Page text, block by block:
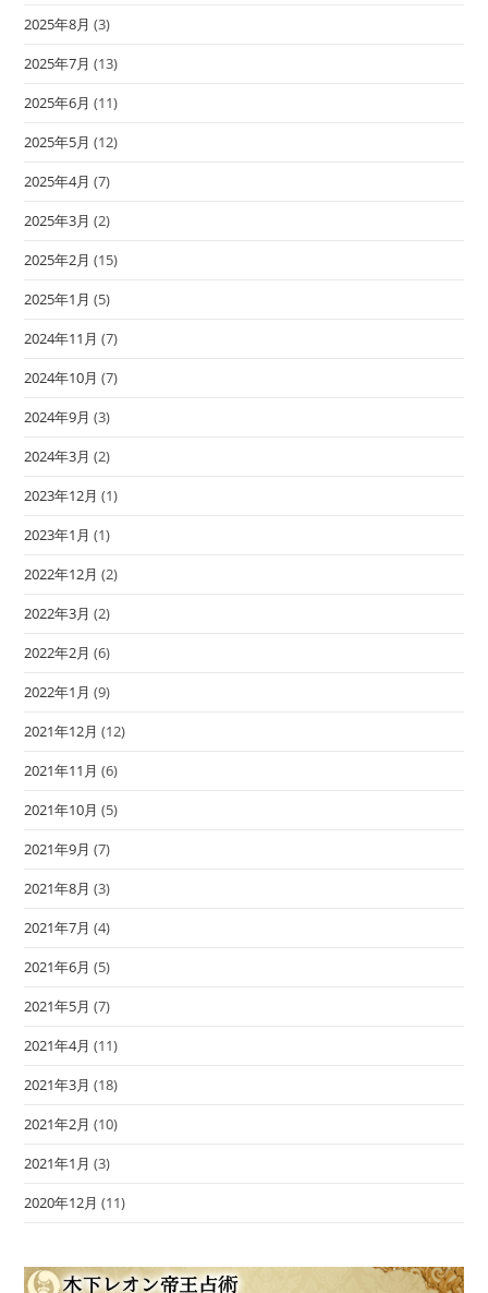
2025年8月 (3)
2025年7月 (13)
2025年6月 (11)
2025年5月 (12)
2025年4月 (7)
2025年3月 (2)
2025年2月 (15)
2025年1月 (5)
2024年11月 (7)
2024年10月 (7)
2024年9月 (3)
2024年3月 (2)
2023年12月 (1)
2023年1月 (1)
2022年12月 (2)
2022年3月 (2)
2022年2月 (6)
2022年1月 (9)
2021年12月 (12)
2021年11月 (6)
2021年10月 (5)
2021年9月 (7)
2021年8月 (3)
2021年7月 (4)
2021年6月 (5)
2021年5月 (7)
2021年4月 (11)
2021年3月 (18)
2021年2月 (10)
2021年1月 (3)
2020年12月 (11)